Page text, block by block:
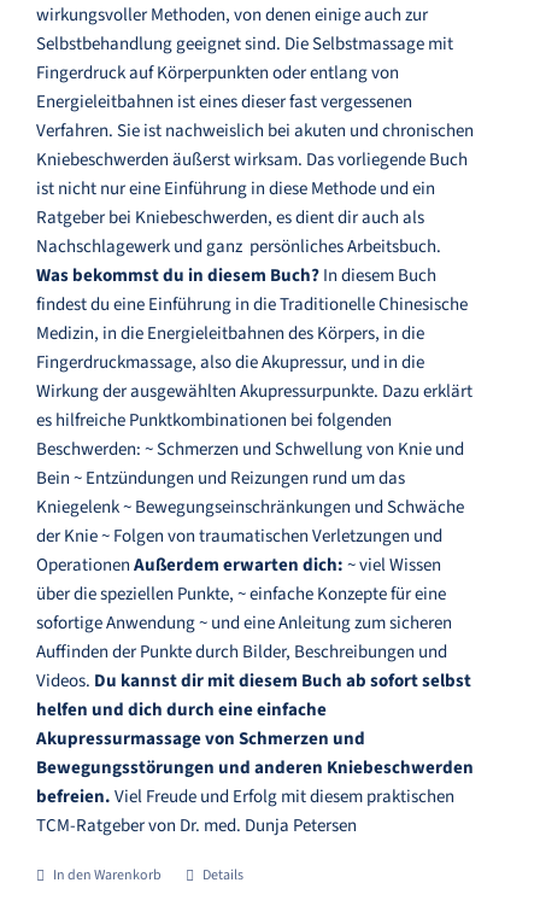
wirkungsvoller Methoden, von denen einige auch zur
Selbstbehandlung geeignet sind. Die Selbstmassage mit
Fingerdruck auf Körperpunkten oder entlang von
Energieleitbahnen ist eines dieser fast vergessenen
Verfahren. Sie ist nachweislich bei akuten und chronischen
Kniebeschwerden äußerst wirksam. Das vorliegende Buch
ist nicht nur eine Einführung in diese Methode und ein
Ratgeber bei Kniebeschwerden, es dient dir auch als
Nachschlagewerk und ganz persönliches Arbeitsbuch.
Was bekommst du in diesem Buch?In diesem Buch
findest du eine Einführung in die Traditionelle Chinesische
Medizin, in die Energieleitbahnen des Körpers, in die
Fingerdruckmassage, also die Akupressur, und in die
Wirkung der ausgewählten Akupressurpunkte. Dazu erklärt
es hilfreiche Punktkombinationen bei folgenden
Beschwerden: ~ Schmerzen und Schwellung von Knie und
Bein ~ Entzündungen und Reizungen rund um das
Kniegelenk ~ Bewegungseinschränkungen und Schwäche
der Knie ~ Folgen von traumatischen Verletzungen und
OperationenAußerdem erwarten dich:~ viel Wissen
über die speziellen Punkte, ~ einfache Konzepte für eine
sofortige Anwendung ~ und eine Anleitung zum sicheren
Auffinden der Punkte durch Bilder, Beschreibungen und
Videos. Du kannst dir mit diesem Buch ab sofort selbst
helfen und dich durch eine einfache
Akupressurmassage von Schmerzen und
Bewegungsstörungen und anderen Kniebeschwerden
befreien.Viel Freude und Erfolg mit diesem praktischen
TCM-Ratgeber von Dr. med. Dunja Petersen
In den Warenkorb Details